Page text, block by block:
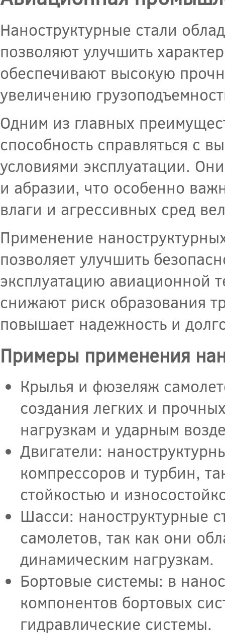
Наноструктурные стали
позволяют улучшить
обеспечивают высокую
увеличению
Одним из главных
способность справляться с
условиями эксплуатации.
и абразии, что особенно
влаги и агрессивных сред
Применение
позволяет улучшить
эксплуатацию авиационной
снижают риск образования
повышает надежность и
Примеры применения
Крылья и фюзеляж
создания легких и
нагрузкам и ударным
Двигатели:
компрессоров и турбин,
стойкостью и
Шасси: наноструктурные
самолетов, так как они
динамическим нагрузкам.
Бортовые системы: в
компонентов бортовых
гидравлические системы.